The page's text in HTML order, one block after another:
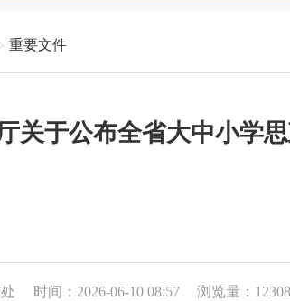
重要文件
关于公布全省大中小学
时间：2026-06-10 08:57 浏览量：12308